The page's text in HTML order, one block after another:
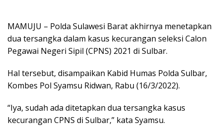
MAMUJU – Polda Sulawesi Barat akhirnya menetapkan
dua tersangka dalam kasus kecurangan seleksi Calon
Pegawai Negeri Sipil (CPNS) 2021 di Sulbar.
Hal tersebut, disampaikan Kabid Humas Polda Sulbar,
Kombes Pol Syamsu Ridwan, Rabu (16/3/2022).
“Iya, sudah ada ditetapkan dua tersangka kasus
kecurangan CPNS di Sulbar,” kata Syamsu.